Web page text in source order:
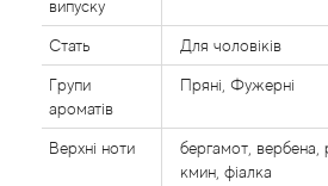
випуску
Стать Для чоловіків
Групи
ароматів
Пряні, Фужерні
Верхні ноти
бергамот, вербена,
кмин, фіалка
Afnan
Agatha Ruiz de la Prada
Agent Provocateur